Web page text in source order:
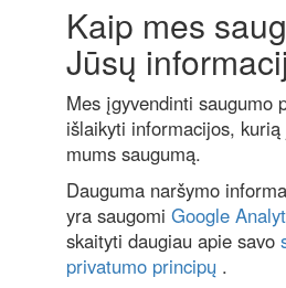
Kaip mes
Jūsų
Mes įgyvendinti saugumo
išlaikyti informacijos,
mums saugumą.
Dauguma naršymo
yra saugomi Google
skaityti daugiau apie savo
privatumo principų .